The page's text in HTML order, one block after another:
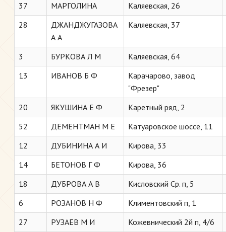
37
МАРГОЛИНА
Каляевская, 26
28
ДЖАНДЖУГАЗОВА
А А
Каляевская, 37
3 БУРКОВА Л М
Каляевская, 64
13
ИВАНОВ Б Ф
Карачарово, завод
"Фрезер"
20
ЯКУШИНА Е Ф
Каретный ряд, 2
52
ДЕМЕНТМАН М Е
Катуаровское шоссе, 11
12
ДУБИНИНА А И
Кирова, 33
14
БЕТОНОВ Г Ф
Кирова, 36
18
ДУБРОВА А В
Кисловский Ср. п, 5
6
РОЗАНОВ Н Ф
Климентовский п, 1
27
РУЗАЕВ М И Кожевнический 2й п, 4/6